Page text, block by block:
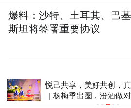
，美好共创，真情共鸣
出圈，汾酒做对了什
爆料：沙特、土耳其、巴基
斯坦将签署重要协议